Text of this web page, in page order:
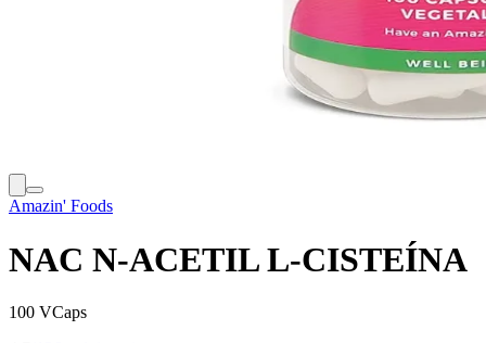
Amazin' Foods
NAC N-ACETIL L-CISTEÍNA
100 VCaps